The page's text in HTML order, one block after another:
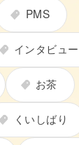
PMS
インタビュー
お茶
くいしばり